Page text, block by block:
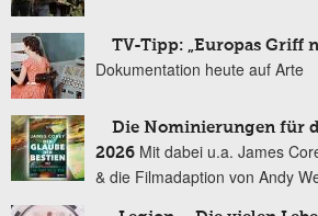
TV-Tipp: „Europas Griff
Dokumentation heute auf Arte
Die Nominierungen für
2026 Mit dabei u.a. James
& die Filmadaption von Andy